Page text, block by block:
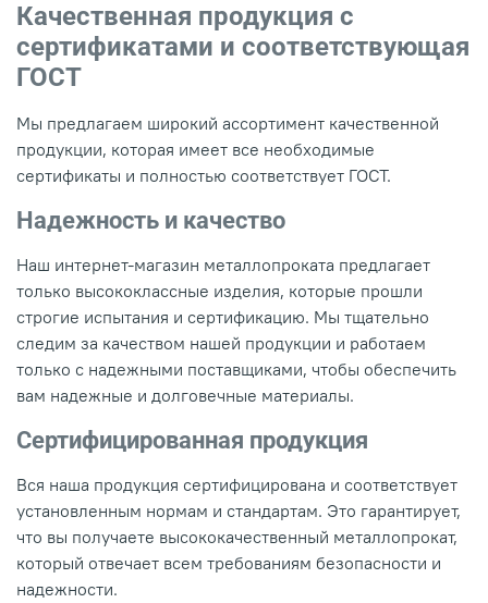
Качественная продукция с
сертификатами и соответствующая
ГОСТ
Мы предлагаем широкий ассортимент качественной
продукции, которая имеет все необходимые
сертификаты и полностью соответствует ГОСТ.
Надежность и качество
Наш интернет-магазин металлопроката предлагает
только высококлассные изделия, которые прошли
строгие испытания и сертификацию. Мы тщательно
следим за качеством нашей продукции и работаем
только с надежными поставщиками, чтобы обеспечить
вам надежные и долговечные материалы.
Сертифицированная продукция
Вся наша продукция сертифицирована и соответствует
установленным нормам и стандартам. Это гарантирует,
что вы получаете высококачественный металлопрокат,
который отвечает всем требованиям безопасности и
надежности.